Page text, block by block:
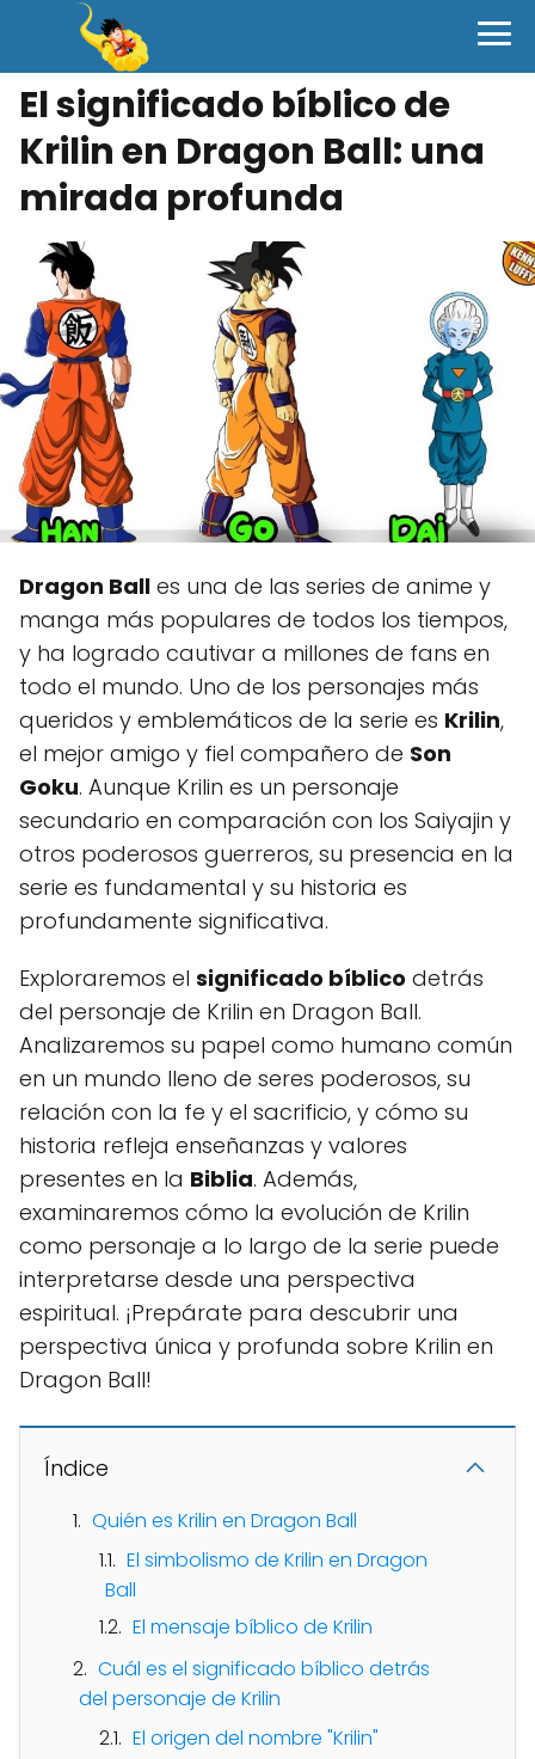
El significado bíblico de
Krilin en Dragon Ball: una
mirada profunda
Dragon Ball es una de las series de anime y
manga más populares de todos los tiempos,
y ha logrado cautivar a millones de fans en
todo el mundo. Uno de los personajes más
queridos y emblemáticos de la serie es Krilin,
el mejor amigo y fiel compañero de Son
Goku. Aunque Krilin es un personaje
secundario en comparación con los Saiyajin y
otros poderosos guerreros, su presencia en la
serie es fundamental y su historia es
profundamente significativa.
Exploraremos el significado bíblico detrás
del personaje de Krilin en Dragon Ball.
Analizaremos su papel como humano común
en un mundo lleno de seres poderosos, su
relación con la fe y el sacrificio, y cómo su
historia refleja enseñanzas y valores
presentes en la Biblia. Además,
examinaremos cómo la evolución de Krilin
como personaje a lo largo de la serie puede
interpretarse desde una perspectiva
espiritual. ¡Prepárate para descubrir una
perspectiva única y profunda sobre Krilin en
Dragon Ball!
Índice
Quién es Krilin en Dragon Ball
El simbolismo de Krilin en Dragon
Ball
El mensaje bíblico de Krilin
Cuál es el significado bíblico detrás
del personaje de Krilin
El origen del nombre "Krilin"